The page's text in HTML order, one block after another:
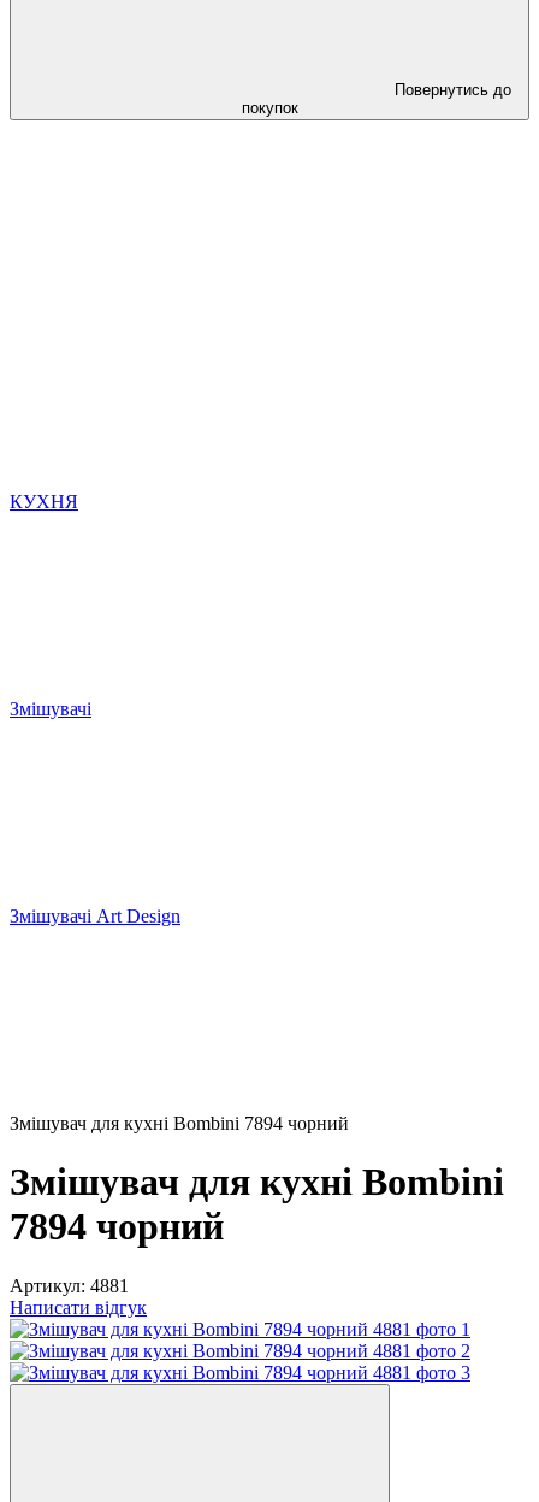
Повернутись до
покупок
КУХНЯ
Змішувачі
Змішувачі Art Design
Змішувач для кухні Bombini 7894 чорний
Змішувач для кухні Bombini
7894 чорний
Артикул: 4881
Написати відгук